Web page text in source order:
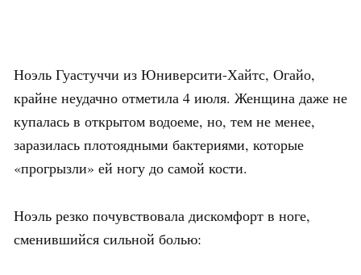
Ноэль Гуастуччи из Юниверсити-Хайтс, Огайо,
крайне неудачно отметила 4 июля. Женщина даже не
купалась в открытом водоеме, но, тем не менее,
заразилась плотоядными бактериями, которые
«прогрызли» ей ногу до самой кости.
Ноэль резко почувствовала дискомфорт в ноге,
сменившийся сильной болью: